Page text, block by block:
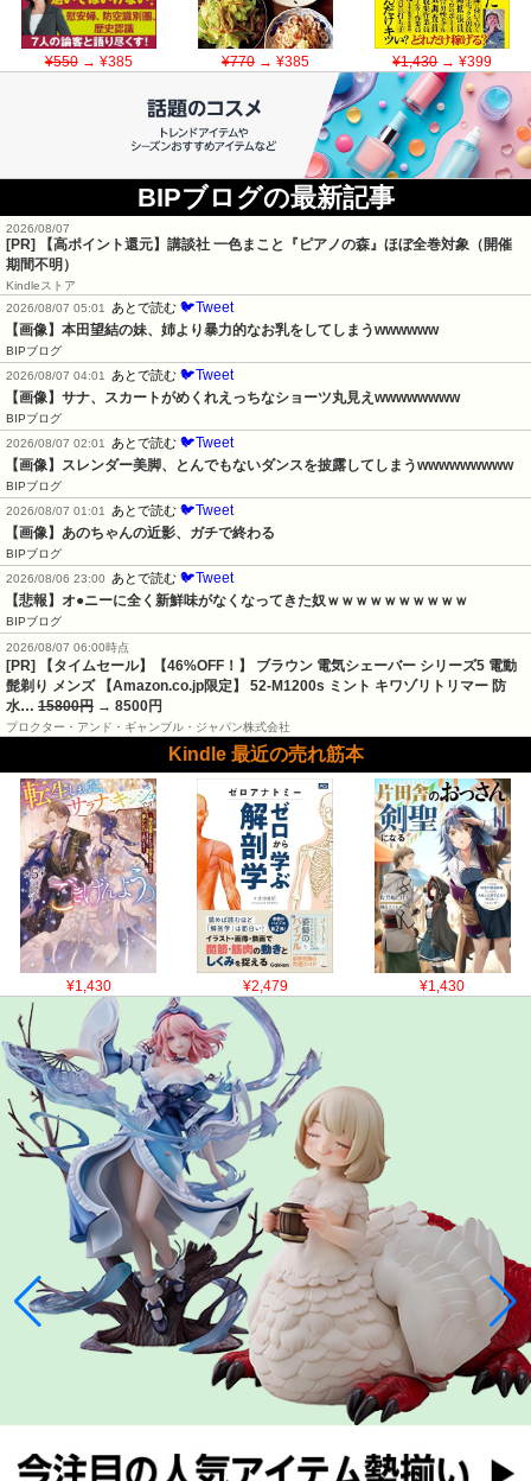
¥550→ ¥385 ¥770→ ¥385 ¥1,430→ ¥399
BIPブログの最新記事
2026/08/07
[PR]
【高ポイント還元】講談社 一色まこと『ピアノの森』ほぼ全巻対象（開催
期間不明）
Kindleストア
2026/08/07 05:01
あとで読む 🐦Tweet
【画像】本田望結の妹、姉より暴力的なお乳をしてしまうwwwwww
BIPブログ
2026/08/07 04:01
あとで読む 🐦Tweet
【画像】サナ、スカートがめくれえっちなショーツ丸見えwwwwwwww
BIPブログ
2026/08/07 02:01
あとで読む 🐦Tweet
【画像】スレンダー美脚、とんでもないダンスを披露してしまうwwwwwwwww
BIPブログ
2026/08/07 01:01
あとで読む 🐦Tweet
【画像】あのちゃんの近影、ガチで終わる
BIPブログ
2026/08/06 23:00
あとで読む 🐦Tweet
【悲報】オ●ニーに全く新鮮味がなくなってきた奴ｗｗｗｗｗｗｗｗｗｗ
BIPブログ
2026/08/07 06:00時点
[PR] 【タイムセール】【46%OFF！】 ブラウン 電気シェーバー シリーズ5 電動
髭剃り メンズ 【Amazon.co.jp限定】 52-M1200s ミント キワゾリトリマー 防
水… 15800円 → 8500円
プロクター・アンド・ギャンブル・ジャパン株式会社
Kindle 最近の売れ筋本
¥1,430 ¥2,479 ¥1,430